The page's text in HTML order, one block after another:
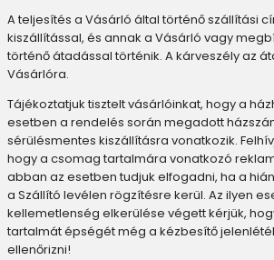
A teljesítés a Vásárló által történő szállítási
kiszállítással, és annak a Vásárló vagy
történő átadással történik. A kárveszély az
Vásárlóra.
Tájékoztatjuk tisztelt vásárlóinkat, hogy a
esetben a rendelés során megadott
sérülésmentes kiszállításra vonatkozik.
hogy a csomag tartalmára vonatkozó
abban az esetben tudjuk elfogadni, ha a
a Szállító levélen rögzítésre kerül. Az ilyen
kellemetlenség elkerülése végett kérjük,
tartalmát épségét még a kézbesítő
ellenőrizni!